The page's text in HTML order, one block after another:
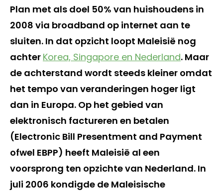
Plan met als doel 50% van huishoudens in
2008 via broadband op internet aan te
sluiten. In dat opzicht loopt Maleisië nog
achter Korea, Singapore en Nederland. Maar
de achterstand wordt steeds kleiner omdat
het tempo van veranderingen hoger ligt
dan in Europa. Op het gebied van
elektronisch factureren en betalen
(Electronic Bill Presentment and Payment
ofwel EBPP) heeft Maleisië al een
voorsprong ten opzichte van Nederland. In
juli 2006 kondigde de Maleisische